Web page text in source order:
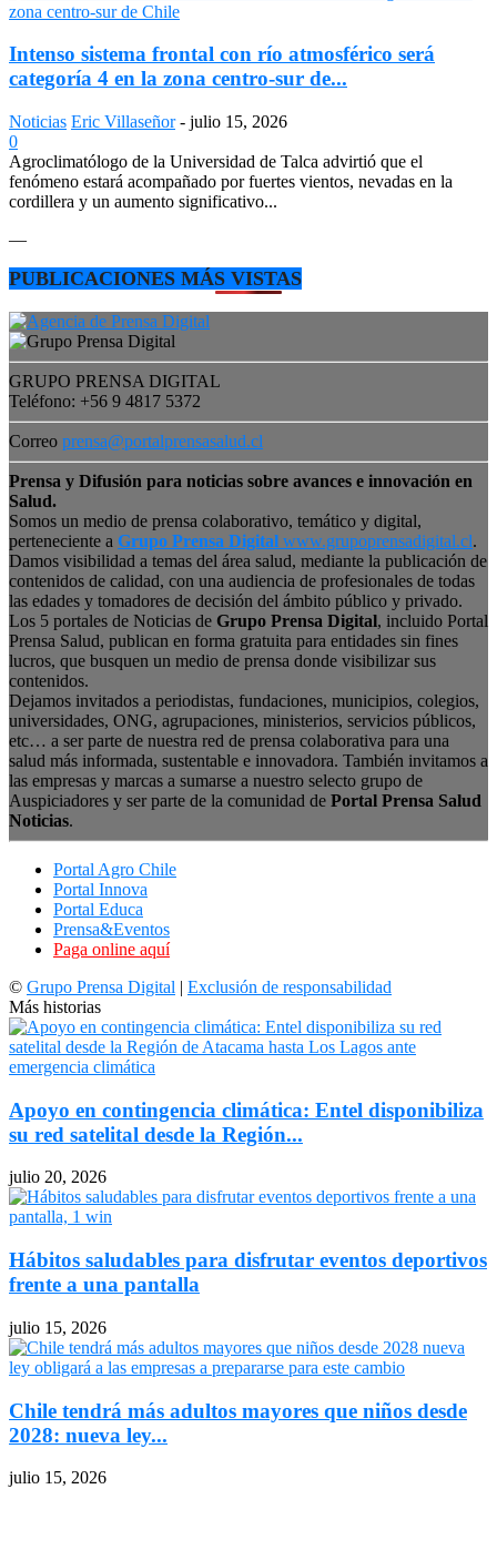
Intenso sistema frontal con río atmosférico será
categoría 4 en la zona centro-sur de...
Noticias Eric Villaseñor - julio 15, 2026
0
Agroclimatólogo de la Universidad de Talca advirtió que el
fenómeno estará acompañado por fuertes vientos, nevadas en la
cordillera y un aumento significativo...
—
PUBLICACIONES MÁS VISTAS
GRUPO PRENSA DIGITAL
Teléfono: +56 9 4817 5372
Correo prensa@portalprensasalud.cl
Prensa y Difusión para noticias sobre avances e innovación en
Salud.
Somos un medio de prensa colaborativo, temático y digital,
perteneciente a Grupo Prensa Digital www.grupoprensadigital.cl.
Damos visibilidad a temas del área salud, mediante la publicación de
contenidos de calidad, con una audiencia de profesionales de todas
las edades y tomadores de decisión del ámbito público y privado.
Los 5 portales de Noticias de Grupo Prensa Digital, incluido Portal
Prensa Salud, publican en forma gratuita para entidades sin fines
lucros, que busquen un medio de prensa donde visibilizar sus
contenidos.
Dejamos invitados a periodistas, fundaciones, municipios, colegios,
universidades, ONG, agrupaciones, ministerios, servicios públicos,
etc… a ser parte de nuestra red de prensa colaborativa para una
salud más informada, sustentable e innovadora. También invitamos a
las empresas y marcas a sumarse a nuestro selecto grupo de
Auspiciadores y ser parte de la comunidad de Portal Prensa Salud
Noticias.
Portal Agro Chile
Portal Innova
Portal Educa
Prensa&Eventos
Paga online aquí
© Grupo Prensa Digital | Exclusión de responsabilidad
Más historias
Apoyo en contingencia climática: Entel disponibiliza
su red satelital desde la Región...
julio 20, 2026
Hábitos saludables para disfrutar eventos deportivos
frente a una pantalla
julio 15, 2026
Chile tendrá más adultos mayores que niños desde
2028: nueva ley...
julio 15, 2026